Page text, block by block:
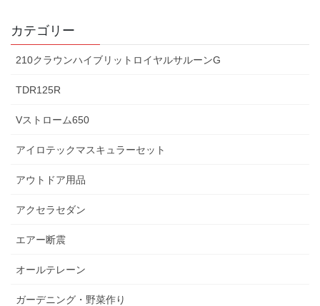
カテゴリー
210クラウンハイブリットロイヤルサルーンG
TDR125R
Vストローム650
アイロテックマスキュラーセット
アウトドア用品
アクセラセダン
エアー断震
オールテレーン
ガーデニング・野菜作り